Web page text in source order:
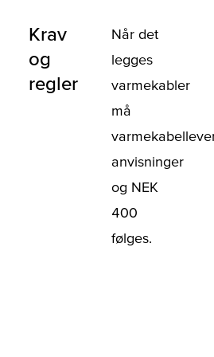
Krav
og
regler
Når det
legges
varmekabler
må
anvisninger
og NEK
400
følges.